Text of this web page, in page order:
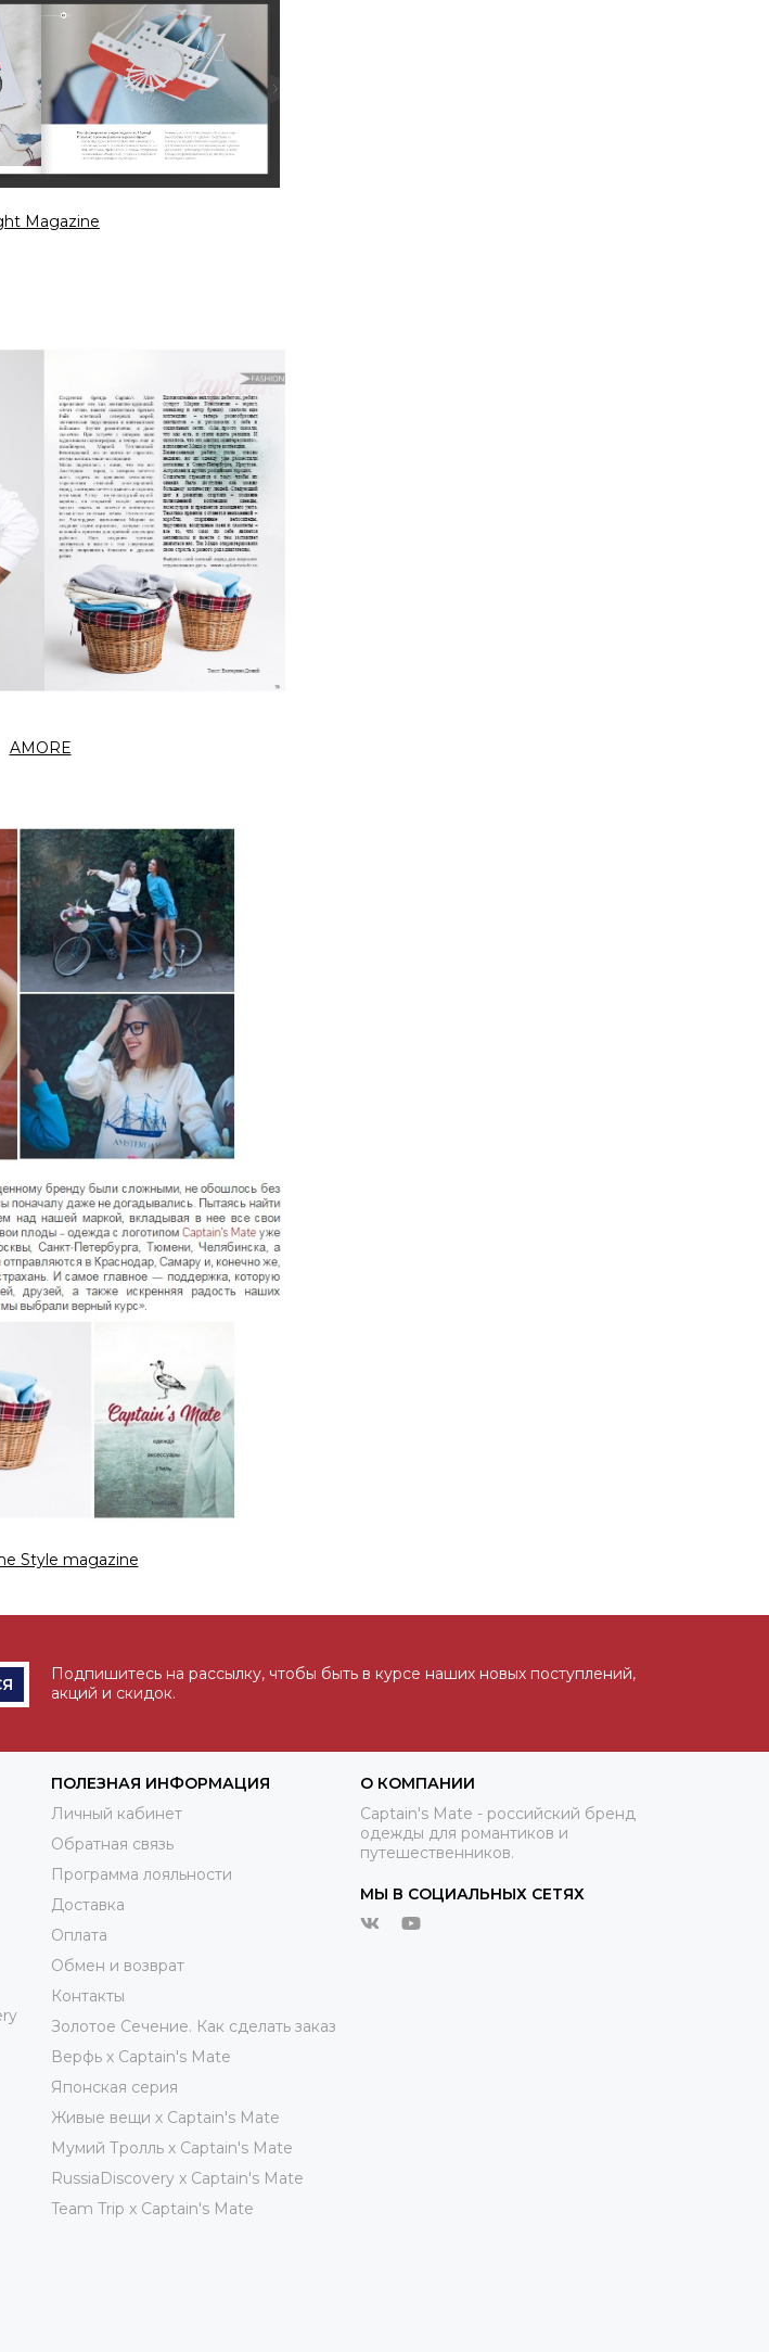
Magazine
AMORE
Style magazine
Подпишитесь на рассылку, чтобы быть в курсе наших новых поступлений,
акций и скидок.
ПОЛЕЗНАЯ ИНФОРМАЦИЯ
Личный кабинет
Обратная связь
Программа лояльности
Доставка
Оплата
Обмен и возврат
Контакты
Золотое Сечение. Как сделать заказ
Верфь х Captain's Mate
Японская серия
Живые вещи х Captain's Mate
Мумий Тролль х Сaptain's Mate
RussiaDiscovery x Captain's Mate
Team Trip x Captain's Mate
О КОМПАНИИ
Captain's Mate - российский бренд
одежды для романтиков и
путешественников.
МЫ В СОЦИАЛЬНЫХ СЕТЯХ